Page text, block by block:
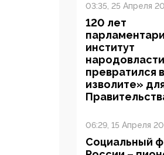
03:35, 25 Апреля
120 лет
институт
превратился
изволите»
06:29, 15 Апреля
Социальный